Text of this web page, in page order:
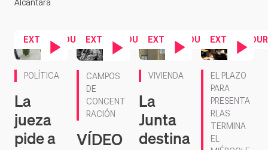
Alcántara
EXTREMADURA
POLÍTICA
La
jueza
pide a
EXTREMADURA
Contenido en vídeo
CAMPOS
DE
CONCENT
RACIÓN
VÍDEO
EXTREMADURA
VIVIENDA
La
Junta
destina
EL PLAZO
PARA
PRESENTA
RLAS
TERMINA
EL